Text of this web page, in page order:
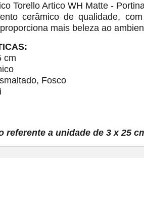
Torello Artico WH Matte -
cerâmico de qualidade,
mais beleza ao
cm
Fosco
referente a unidade de 3 x 25